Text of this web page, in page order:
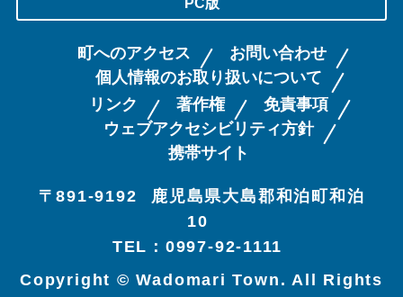
町へのアクセス
お問い合わせ
個人情報のお取り扱いについて
リンク
著作権
免責事項
ウェブアクセシビリティ方針
携帯サイト
〒891-9192
鹿児島県大島郡和泊町和泊
10
TEL：0997-92-1111
Copyright © Wadomari Town. All Rights